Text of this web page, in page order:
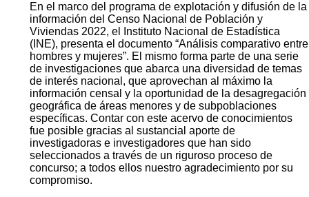
En el marco del programa de explotación y difusión de la
información del Censo Nacional de Población y
Viviendas 2022, el Instituto Nacional de Estadística
(INE), presenta el documento “Análisis comparativo entre
hombres y mujeres”. El mismo forma parte de una serie
de investigaciones que abarca una diversidad de temas
de interés nacional, que aprovechan al máximo la
información censal y la oportunidad de la desagregación
geográfica de áreas menores y de subpoblaciones
específicas. Contar con este acervo de conocimientos
fue posible gracias al sustancial aporte de
investigadoras e investigadores que han sido
seleccionados a través de un riguroso proceso de
concurso; a todos ellos nuestro agradecimiento por su
compromiso.